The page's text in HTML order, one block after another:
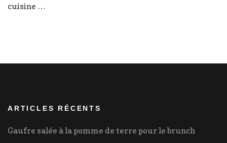
cuisine …
ARTICLES RÉCENTS
Gaufre salée à la pomme de terre pour le brunch